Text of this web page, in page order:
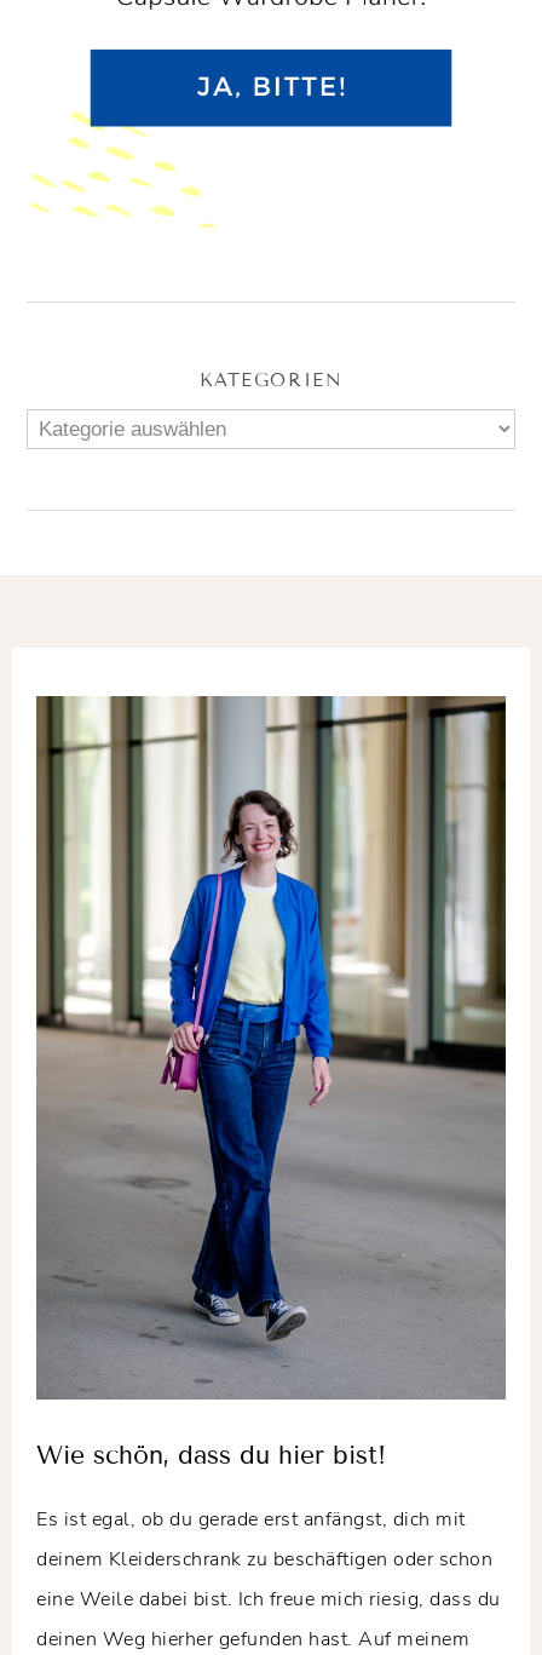
KATEGORIEN
Wie schön, dass du hier bist!
Es ist egal, ob du gerade erst anfängst, dich mit
deinem Kleiderschrank zu beschäftigen oder schon
eine Weile dabei bist. Ich freue mich riesig, dass du
deinen Weg hierher gefunden hast. Auf meinem